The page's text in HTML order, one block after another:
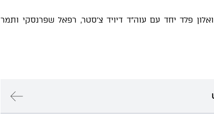
פלד יחד עם עוה"ד דיויד צ'סטר, רפאל שפרנסקי ותמר